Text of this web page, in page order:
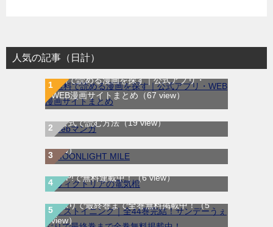
人気の記事（日計）
無料で読める漫画を探す｜公式アプリ・
WEB漫画サイトまとめ （67 view）
WEB漫画サイト一覧｜ブラウザで無料漫画
を公式で読む方法（19 view）
MOONLIGHT MILE｜最新刊第23巻！マンガ
ワンで最新刊まで全巻無料配信中！（15
view）
ヴィクトリアの電気棺｜最新刊第2巻！マン
ガUP!で無料連載中！（6 view）
ラストイニング｜全44巻完結！サンデーう
ぇぶりで最終巻まで全巻無料掲載中！（5
view）